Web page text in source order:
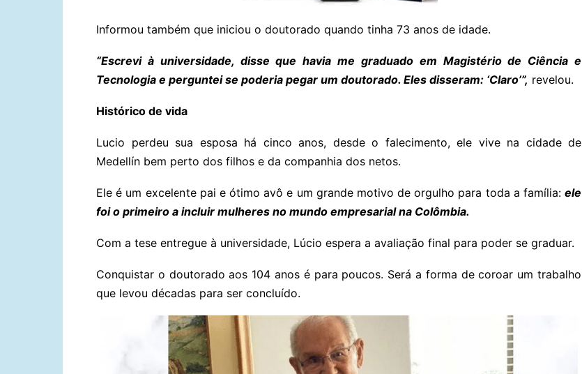
Informou também que iniciou o doutorado quando tinha 73 anos de idade.
“Escrevi à universidade, disse que havia me graduado em Magistério de Ciência e
Tecnologia e perguntei se poderia pegar um doutorado. Eles disseram: ‘Claro’”, revelou.
Histórico de vida
Lucio perdeu sua esposa há cinco anos, desde o falecimento, ele vive na cidade de
Medellín bem perto dos filhos e da companhia dos netos.
Ele é um excelente pai e ótimo avô e um grande motivo de orgulho para toda a família: ele
foi o primeiro a incluir mulheres no mundo empresarial na Colômbia.
Com a tese entregue à universidade, Lúcio espera a avaliação final para poder se graduar.
Conquistar o doutorado aos 104 anos é para poucos. Será a forma de coroar um trabalho
que levou décadas para ser concluído.